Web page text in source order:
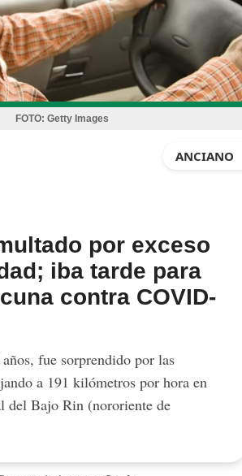
FOTO: Getty Images
ANCIANO
por exceso
iba tarde para
contra COVID-
fue sorprendido por las
a 191 kilómetros por hora en
del Bajo Rin (nororiente de